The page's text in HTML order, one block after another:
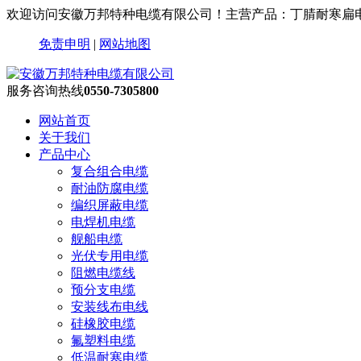
欢迎访问安徽万邦特种电缆有限公司！主营产品：丁腈耐寒扁
免责申明 | 网站地图
服务咨询热线0550-7305800
网站首页
关于我们
产品中心
复合组合电缆
耐油防腐电缆
编织屏蔽电缆
电焊机电缆
舰船电缆
光伏专用电缆
阻燃电缆线
预分支电缆
安装线布电线
硅橡胶电缆
氟塑料电缆
低温耐寒电缆